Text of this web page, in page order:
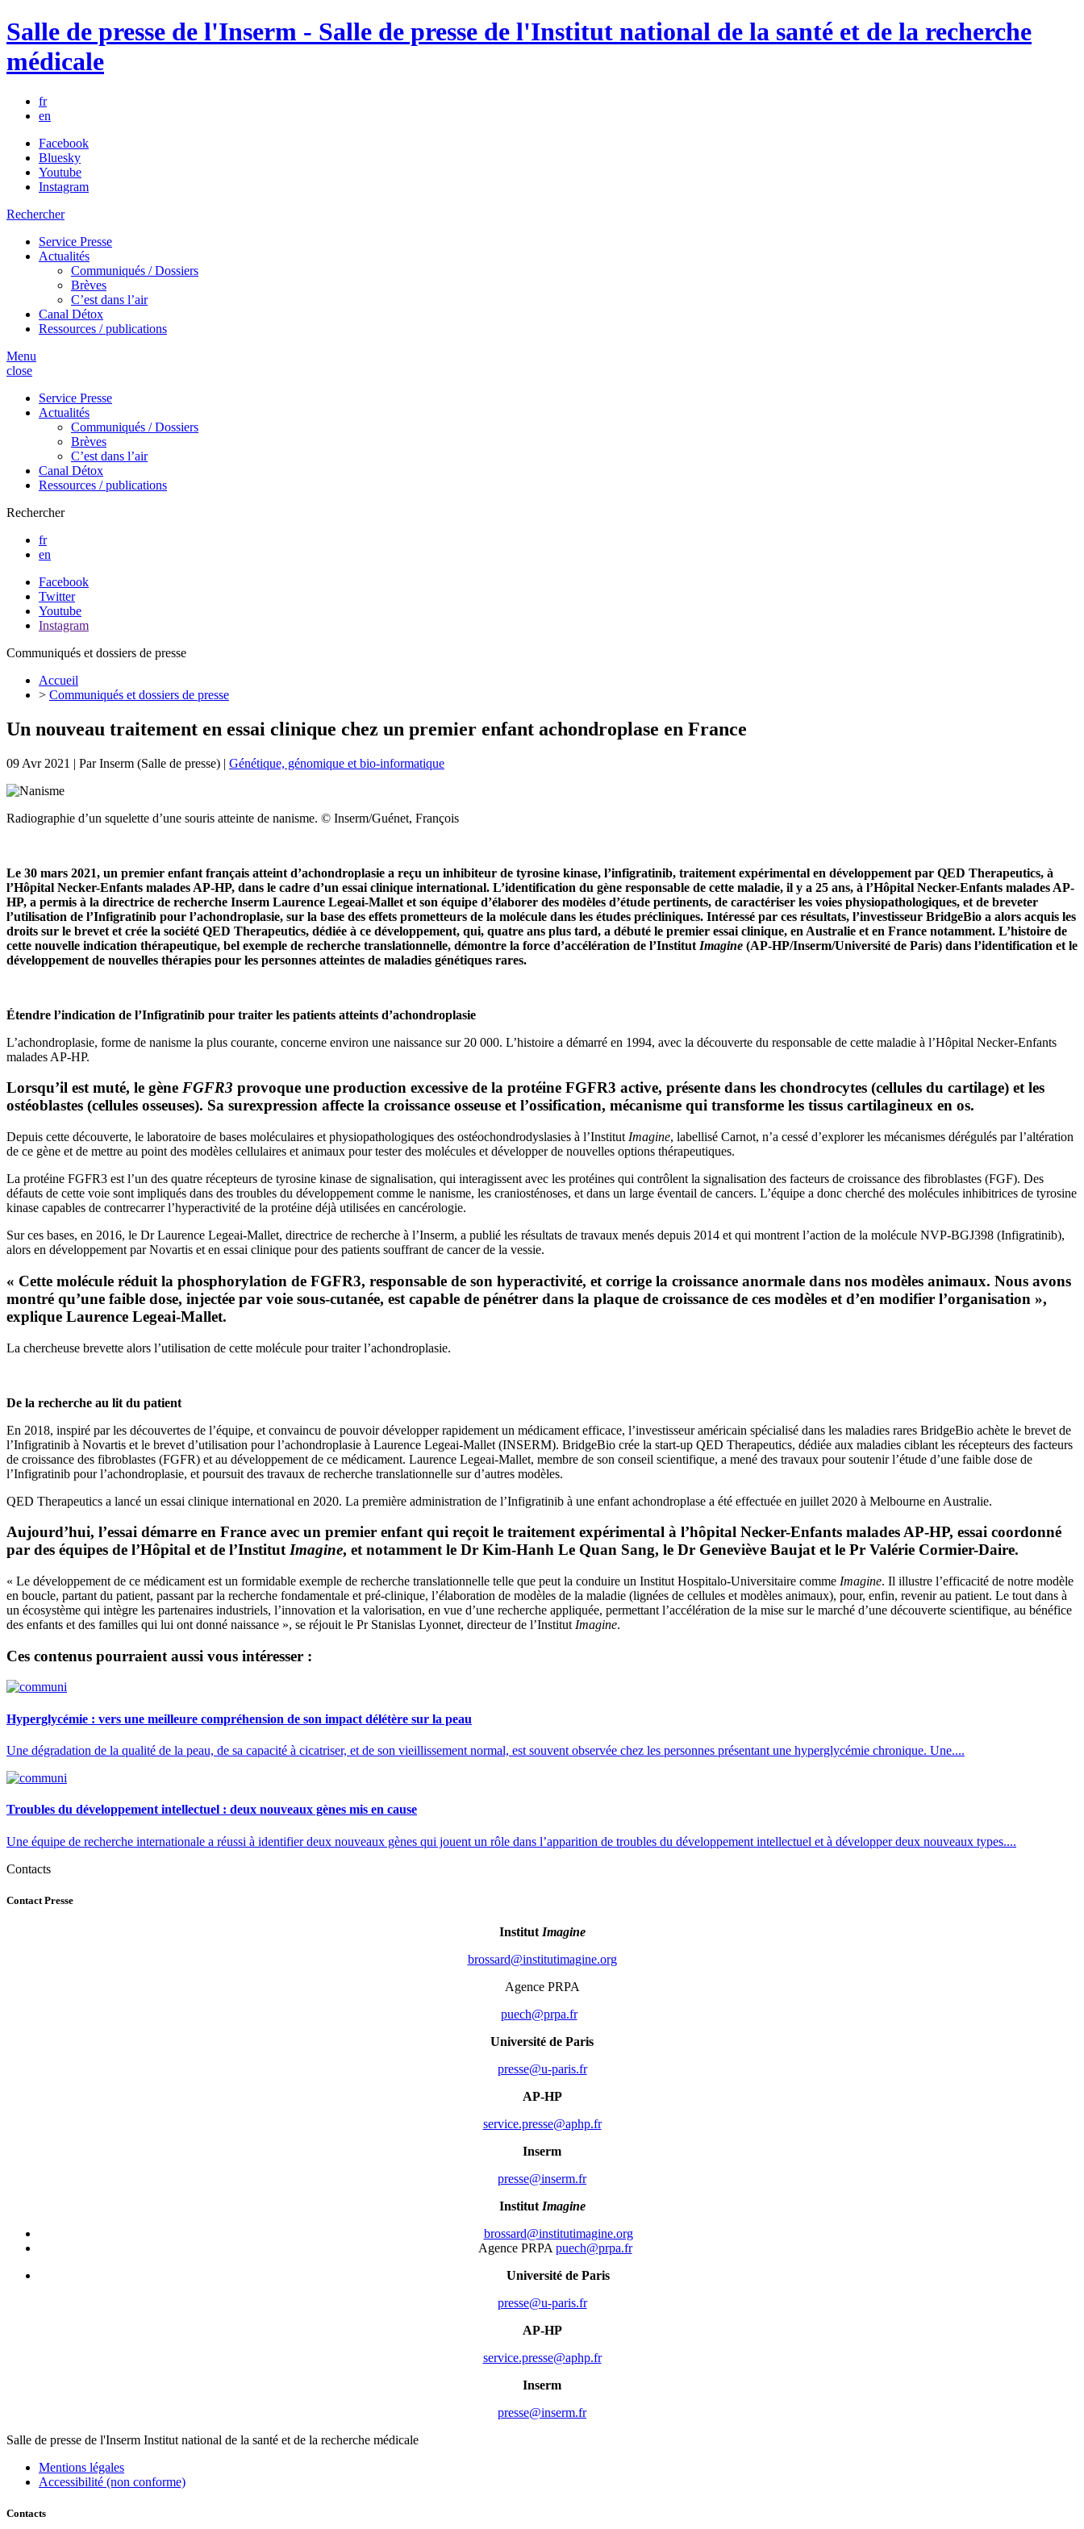
Salle de presse de l'Inserm - Salle de presse de l'Institut national de la santé et de la recherche
médicale
fr
en
Facebook
Bluesky
Youtube
Instagram
Rechercher
Service Presse
Actualités
Communiqués / Dossiers
Brèves
C’est dans l’air
Canal Détox
Ressources / publications
Menu
close
Service Presse
Actualités
Communiqués / Dossiers
Brèves
C’est dans l’air
Canal Détox
Ressources / publications
Rechercher
fr
en
Facebook
Twitter
Youtube
Instagram
Communiqués et dossiers de presse
Accueil
> Communiqués et dossiers de presse
Un nouveau traitement en essai clinique chez un premier enfant achondroplase en France
09 Avr 2021 | ParInserm (Salle de presse) | Génétique, génomique et bio-informatique
Radiographie d’un squelette d’une souris atteinte de nanisme. © Inserm/Guénet, François
Le 30 mars 2021, un premier enfant français atteint d’achondroplasie a reçu un inhibiteur de tyrosine kinase, l’infigratinib, traitement expérimental en développement par QED Therapeutics, à
l’Hôpital Necker-Enfants malades AP-HP, dans le cadre d’un essai clinique international. L’identification du gène responsable de cette maladie, il y a 25 ans, à l’Hôpital Necker-Enfants malades AP-
HP, a permis à la directrice de recherche Inserm Laurence Legeai-Mallet et son équipe d’élaborer des modèles d’étude pertinents, de caractériser les voies physiopathologiques, et de breveter
l’utilisation de l’Infigratinib pour l’achondroplasie, sur la base des effets prometteurs de la molécule dans les études précliniques. Intéressé par ces résultats, l’investisseur BridgeBio a alors acquis les
droits sur le brevet et crée la société QED Therapeutics, dédiée à ce développement, qui, quatre ans plus tard, a débuté le premier essai clinique, en Australie et en France notamment. L’histoire de
cette nouvelle indication thérapeutique, bel exemple de recherche translationnelle, démontre la force d’accélération de l’Institut Imagine (AP-HP/Inserm/Université de Paris) dans l’identification et le
développement de nouvelles thérapies pour les personnes atteintes de maladies génétiques rares.
Étendre l’indication de l’Infigratinib pour traiter les patients atteints d’achondroplasie
L’achondroplasie, forme de nanisme la plus courante, concerne environ une naissance sur 20 000. L’histoire a démarré en 1994, avec la découverte du responsable de cette maladie à l’Hôpital Necker-Enfants
malades AP-HP.
Lorsqu’il est muté, le gène FGFR3 provoque une production excessive de la protéine FGFR3 active, présente dans les chondrocytes (cellules du cartilage) et les
ostéoblastes (cellules osseuses). Sa surexpression affecte la croissance osseuse et l’ossification, mécanisme qui transforme les tissus cartilagineux en os.
Depuis cette découverte, le laboratoire de bases moléculaires et physiopathologiques des ostéochondrodyslasies à l’Institut Imagine, labellisé Carnot, n’a cessé d’explorer les mécanismes dérégulés par l’altération
de ce gène et de mettre au point des modèles cellulaires et animaux pour tester des molécules et développer de nouvelles options thérapeutiques.
La protéine FGFR3 est l’un des quatre récepteurs de tyrosine kinase de signalisation, qui interagissent avec les protéines qui contrôlent la signalisation des facteurs de croissance des fibroblastes (FGF). Des
défauts de cette voie sont impliqués dans des troubles du développement comme le nanisme, les craniosténoses, et dans un large éventail de cancers. L’équipe a donc cherché des molécules inhibitrices de tyrosine
kinase capables de contrecarrer l’hyperactivité de la protéine déjà utilisées en cancérologie.
Sur ces bases, en 2016, le Dr Laurence Legeai-Mallet, directrice de recherche à l’Inserm, a publié les résultats de travaux menés depuis 2014 et qui montrent l’action de la molécule NVP-BGJ398 (Infigratinib),
alors en développement par Novartis et en essai clinique pour des patients souffrant de cancer de la vessie.
« Cette molécule réduit la phosphorylation de FGFR3, responsable de son hyperactivité, et corrige la croissance anormale dans nos modèles animaux. Nous avons
montré qu’une faible dose, injectée par voie sous-cutanée, est capable de pénétrer dans la plaque de croissance de ces modèles et d’en modifier l’organisation »,
explique Laurence Legeai-Mallet.
La chercheuse brevette alors l’utilisation de cette molécule pour traiter l’achondroplasie.
De la recherche au lit du patient
En 2018, inspiré par les découvertes de l’équipe, et convaincu de pouvoir développer rapidement un médicament efficace, l’investisseur américain spécialisé dans les maladies rares BridgeBio achète le brevet de
l’Infigratinib à Novartis et le brevet d’utilisation pour l’achondroplasie à Laurence Legeai-Mallet (INSERM). BridgeBio crée la start-up QED Therapeutics, dédiée aux maladies ciblant les récepteurs des facteurs
de croissance des fibroblastes (FGFR) et au développement de ce médicament. Laurence Legeai-Mallet, membre de son conseil scientifique, a mené des travaux pour soutenir l’étude d’une faible dose de
l’Infigratinib pour l’achondroplasie, et poursuit des travaux de recherche translationnelle sur d’autres modèles.
QED Therapeutics a lancé un essai clinique international en 2020. La première administration de l’Infigratinib à une enfant achondroplase a été effectuée en juillet 2020 à Melbourne en Australie.
Aujourd’hui, l’essai démarre en France avec un premier enfant qui reçoit le traitement expérimental à l’hôpital Necker-Enfants malades AP-HP, essai coordonné
par des équipes de l’Hôpital et de l’InstitutImagine, et notamment le Dr Kim-Hanh Le Quan Sang, le Dr Geneviève Baujat et le Pr Valérie Cormier-Daire.
« Le développement de ce médicament est un formidable exemple de recherche translationnelle telle que peut la conduire un Institut Hospitalo-Universitaire comme Imagine. Il illustre l’efficacité de notre modèle
en boucle, partant du patient, passant par la recherche fondamentale et pré-clinique, l’élaboration de modèles de la maladie (lignées de cellules et modèles animaux), pour, enfin, revenir au patient. Le tout dans à
un écosystème qui intègre les partenaires industriels, l’innovation et la valorisation, en vue d’une recherche appliquée, permettant l’accélération de la mise sur le marché d’une découverte scientifique, au bénéfice
des enfants et des familles qui lui ont donné naissance », se réjouit le Pr Stanislas Lyonnet, directeur de l’Institut Imagine.
Ces contenus pourraient aussi vous intéresser :
Hyperglycémie : vers une meilleure compréhension de son impact délétère sur la peau
Une dégradation de la qualité de la peau, de sa capacité à cicatriser, et de son vieillissement normal, est souvent observée chez les personnes présentant une hyperglycémie chronique. Une....
Troubles du développement intellectuel : deux nouveaux gènes mis en cause
Une équipe de recherche internationale a réussi à identifier deux nouveaux gènes qui jouent un rôle dans l’apparition de troubles du développement intellectuel et à développer deux nouveaux types....
Contacts
Contact Presse
Institut Imagine
gro.enigamitutitsni@drassorb
Agence PRPA
rf.aprp@hceup
Université de Paris
rf.sirap-u@esserp
AP-HP
rf.phpa@esserp.ecivres
Inserm
rf.mresni@esserp
Institut Imagine
gro.enigamitutitsni@drassorb
Agence PRPA rf.aprp@hceup
Université de Paris
rf.sirap-u@esserp
AP-HP
rf.phpa@esserp.ecivres
Inserm
rf.mresni@esserp
Salle de presse de l'Inserm Institut national de la santé et de la recherche médicale
Mentions légales
Accessibilité (non conforme)
Contacts